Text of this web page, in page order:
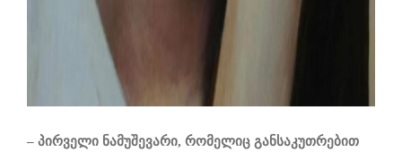
– პირველი ნამუშევარი, რომელიც განსაკუთრებით